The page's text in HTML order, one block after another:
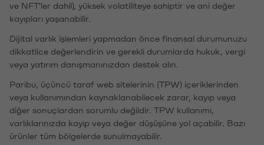
ve NFT'ler dahil), yüksek volatiliteye sahiptir ve ani değer
kayıpları yaşanabilir.
Dijital varlık işlemleri yapmadan önce finansal durumunuzu
dikkatlice değerlendirin ve gerekli durumlarda hukuk, vergi
veya yatırım danışmanınızdan destek alın.
Paribu, üçüncü taraf web sitelerinin (TPW) içeriklerinden
veya kullanımından kaynaklanabilecek zarar, kayıp veya
diğer sonuçlardan sorumlu değildir. TPW kullanımı,
varlıklarınızda kayıp veya değer düşüşüne yol açabilir. Bazı
ürünler tüm bölgelerde sunulmayabilir.